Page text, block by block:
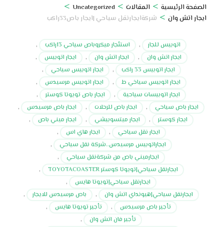
الصفحة الرئيسية > المقالات >
Uncategorized
>
ايجار اتش وان > شركةايجارنقل سياحي |ايجار باص33راكب
اتوبيس للجار , استئجار ميكروباص سياحي 13راكب
,
ايجار اتش وان
, ايجار اتش وان , ايجار اتوبيس
,
ايجار اتوبيس 33 راكب
, ايجار اتوبيس سياحي
,
ايجار اتوبيس سياخي ط
, ايجار اتوبيس مرسيدس
,
ايجار اتوبيسات سياحية
, ايجار باص تويوتا كوستر
,
ايجار باص سياحي
, ايجار باص للرحلات , ايجار باص مرسيدس
,
ايجار كوستر
, ايجار ميتسوبيشي , ايجار ميني باص
,
ايجار نقل سياحي
, ايجار هاي اس
,
ايجاراتوبيس مرسيدس..شركة نقل سياحي
,
ايجارميني باص من شركةنقل سياحي
,
ايجارنقل سياحي|تويوتا كوستر TOYOTACOASTER
,
ايجارنقل سياحي|تويوتا هايس
,
ايجارنقل سياحي|هيونداي اتش وان
, باص مرسيدس للايجار
,
تأجير باص مرسيدس
, تأجير تويوتا هايس
,
تأجير فان اتش وان
,